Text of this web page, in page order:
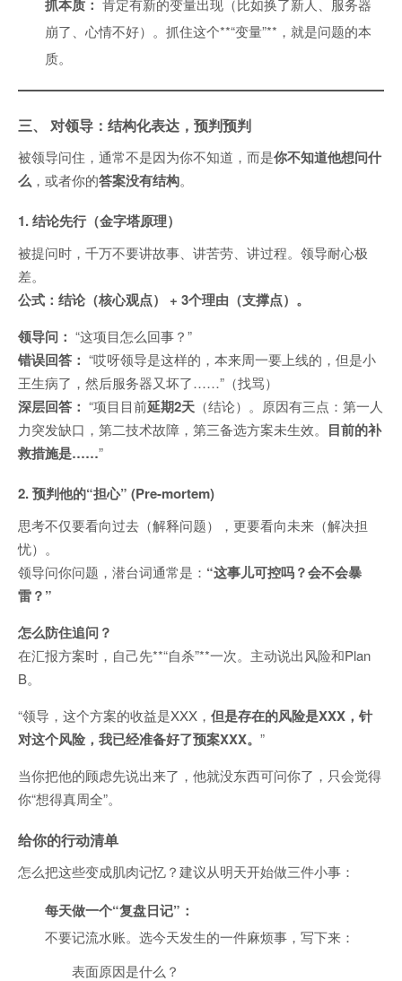
抓本质： 肯定有新的变量出现（比如换了新人、服务器
崩了、心情不好）。抓住这个**“变量”**，就是问题的本
质。
三、 对领导：结构化表达，预判预判
被领导问住，通常不是因为你不知道，而是你不知道他想问什
么 ，或者你的答案没有结构。
1. 结论先行（金字塔原理）
被提问时，千万不要讲故事、讲苦劳、讲过程。领导耐心极
差。
公式：结论（核心观点） + 3个理由（支撑点）。
领导问： “这项目怎么回事？”
错误回答： “哎呀领导是这样的，本来周一要上线的，但是小
王生病了，然后服务器又坏了……”（找骂）
深层回答： “项目目前延期2天 （结论）。原因有三点：第一人
力突发缺口，第二技术故障，第三备选方案未生效。 目前的补
救措施是……”
2. 预判他的“担心” (Pre-mortem)
思考不仅要看向过去（解释问题），更要看向未来（解决担
忧）。
领导问你问题，潜台词通常是： “这事儿可控吗？会不会暴
雷？”
怎么防住追问？
在汇报方案时，自己先**“自杀”**一次。主动说出风险和Plan
B。
“领导，这个方案的收益是XXX， 但是存在的风险是XXX，针
对这个风险，我已经准备好了预案XXX。 ”
当你把他的顾虑先说出来了，他就没东西可问你了，只会觉得
你“想得真周全”。
给你的行动清单
怎么把这些变成肌肉记忆？建议从明天开始做三件小事：
每天做一个“复盘日记”：
不要记流水账。选今天发生的一件麻烦事，写下来：
表面原因是什么？